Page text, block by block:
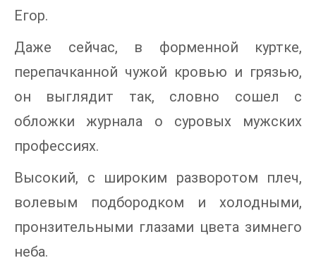
Егор.
Даже сейчас, в форменной куртке,
перепачканной чужой кровью и грязью,
он выглядит так, словно сошел с
обложки журнала о суровых мужских
профессиях.
Высокий, с широким разворотом плеч,
волевым подбородком и холодными,
пронзительными глазами цвета зимнего
неба.